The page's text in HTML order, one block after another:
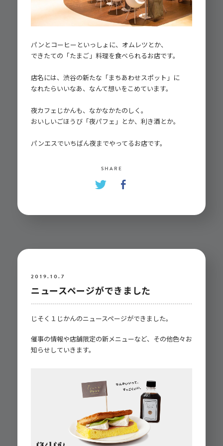
パンとコーヒーといっしょに、オムレツとか、
できたての「たまご」料理を食べられるお店です。
店名には、渋谷の新たな「まちあわせスポット」に
なれたらいいなあ、なんて想いをこめています。
夜カフェじかんも、なかなかたのしく。
おいしいごほうび「夜パフェ」とか、利き酒とか。
パンエスでいちばん夜までやってるお店です。
SHARE
2019.10.7
ニュースページができました
じそく１じかんのニュースページができました。
催事の情報や店舗限定の新メニューなど、その他色々お
知らせしていきます。